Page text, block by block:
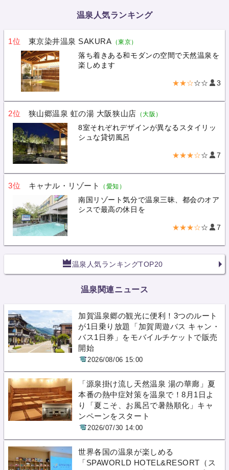
温泉人気ランキング
1位 東京染井温泉 SAKURA （東京）
落ち着きある和モダンの空間で天然温泉を
楽しめます
★★☆☆☆ 3
2位 狭山郷温泉 虹の湯 大阪狭山店 （大阪）
8室それぞれデザインが異なるスタイリッ
シュな貸切風呂
★★★☆☆ 7
3位 キャナル・リゾート （愛知）
南国リゾート気分で温泉三昧、都会のオア
シスで最高の休日を
★★★☆☆ 7
温泉人気ランキングTOP20
温泉関連ニュース
加賀温泉郷の観光に便利！3つのルート
が1日乗り放題「加賀周遊バス キャン・
バス1日券」をモバイルチケットで販売
開始
2026/08/06 15:00
「源泉掛け流し天然温泉 湯の華廊」夏
本番の熱中症対策を温泉で！8月1日よ
り「夏こそ、お風呂で暑熱順化」キャ
ンペーンをスタート
2026/07/30 14:00
世界各国の温泉が楽しめる
「SPAWORLD HOTEL&RESORT（ス